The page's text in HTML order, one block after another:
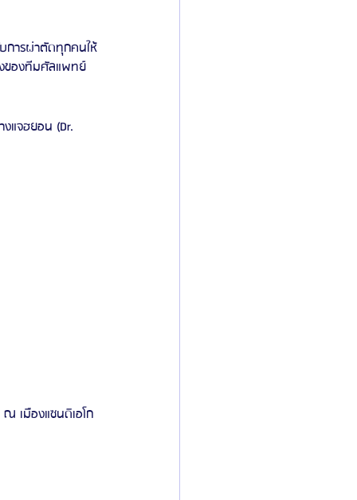
การผ่าตัดทุกคนให้
ของทีมศัลแพทย์
แจฮยอน (Dr.
เมืองแซนดิเอโก